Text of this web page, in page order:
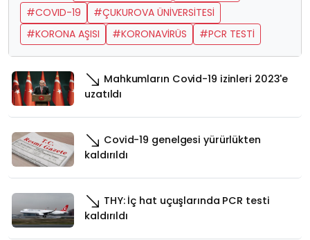
#COVID-19
#ÇUKUROVA ÜNİVERSİTESİ
#KORONA AŞISI
#KORONAVİRÜS #PCR TESTİ
Mahkumların Covid-19 izinleri 2023'e
uzatıldı
Covid-19 genelgesi yürürlükten
kaldırıldı
THY: İç hat uçuşlarında PCR testi
kaldırıldı